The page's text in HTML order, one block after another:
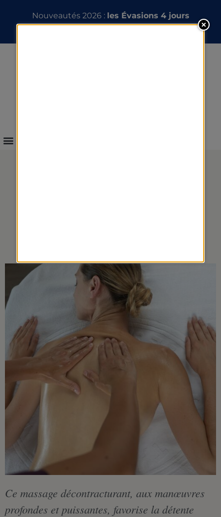
Nouveautés 2026 : les Évasions 4 jours
Ce massage décontracturant, aux manœuvres
profondes et puissantes, favorise la détente